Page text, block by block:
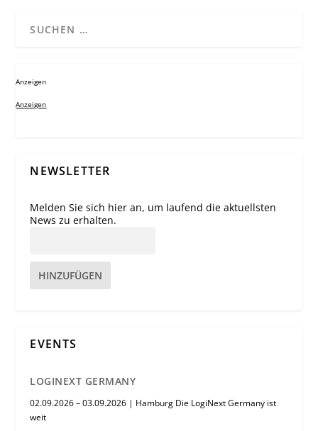
Anzeigen
Anzeigen
NEWSLETTER
Melden Sie sich hier an, um laufend die aktuellsten
News zu erhalten.
HINZUFÜGEN
EVENTS
LOGINEXT GERMANY
02.09.2026 – 03.09.2026 | Hamburg Die LogiNext Germany ist
weit